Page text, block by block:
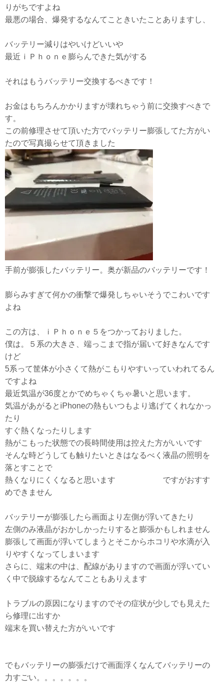
りがちですよね
最悪の場合、爆発するなんてこときいたことありますし、
バッテリー減りはやいけどいいや
最近ｉＰｈｏｎｅ膨らんできた気がする
それはもうバッテリー交換するべきです！
お金はもちろんかかりますが壊れちゃう前に交換すべきで
す。
この前修理させて頂いた方でバッテリー膨張してた方がい
たので写真撮らせて頂きました
手前が膨張したバッテリー。奥が新品のバッテリーです！
膨らみすぎて何かの衝撃で爆発しちゃいそうでこわいです
よね
この方は、ｉＰｈｏｎｅ５をつかっておりました。
僕は。５系の大きさ、端っこまで指が届いて好きなんです
けど
5系って筐体が小さくて熱がこもりやすいっていわれてるん
ですよね
最近気温が36度とかでめちゃくちゃ暑いと思います。
気温があがるとiPhoneの熱もいつもより逃げてくれなかっ
たり
すぐ熱くなったりします
熱がこもった状態での長時間使用は控えた方がいいです
そんな時どうしても触りたいときはなるべく液晶の照明を
落とすことで
熱くなりにくくなると思います ですがおすす
めできません
バッテリーが膨張したら画面より左側が浮いてきたり
左側のみ液晶がおかしかったりすると膨張かもしれません
膨張して画面が浮いてしまうとそこからホコリや水滴が入
りやすくなってしまいます
さらに、端末の中は、配線がありますので画面が浮いてい
く中で脱線するなんてこともありえます
トラブルの原因になりますのでその症状が少しでも見えた
ら修理に出すか
端末を買い替えた方がいいです
でもバッテリーの膨張だけで画面浮くなんてバッテリーの
力すごい。。。。。。。